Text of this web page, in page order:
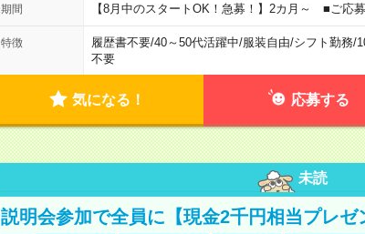
期間 【8月中のスタートOK！急募！】2カ月～ ■ご応
特徴 履歴書不要/40～50代活躍中/服装自由/シフト勤務/
不要
気になる！ 応募する
未読
説明会参加で全員に【現金2千円相当プレ